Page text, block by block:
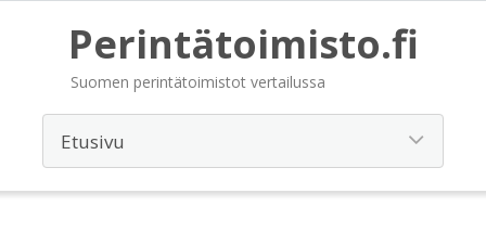
Perintätoimisto.fi
Suomen perintätoimistot vertailussa